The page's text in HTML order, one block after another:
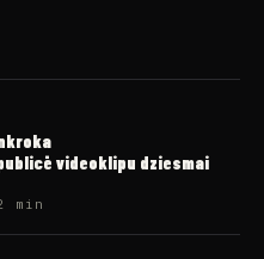
videoklipu dziesmai
min